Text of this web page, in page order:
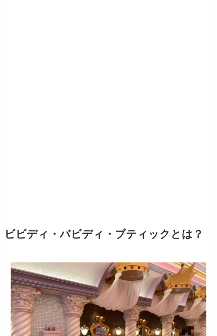
ビビディ・バビディ・ブティックとは？